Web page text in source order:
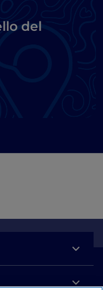
del